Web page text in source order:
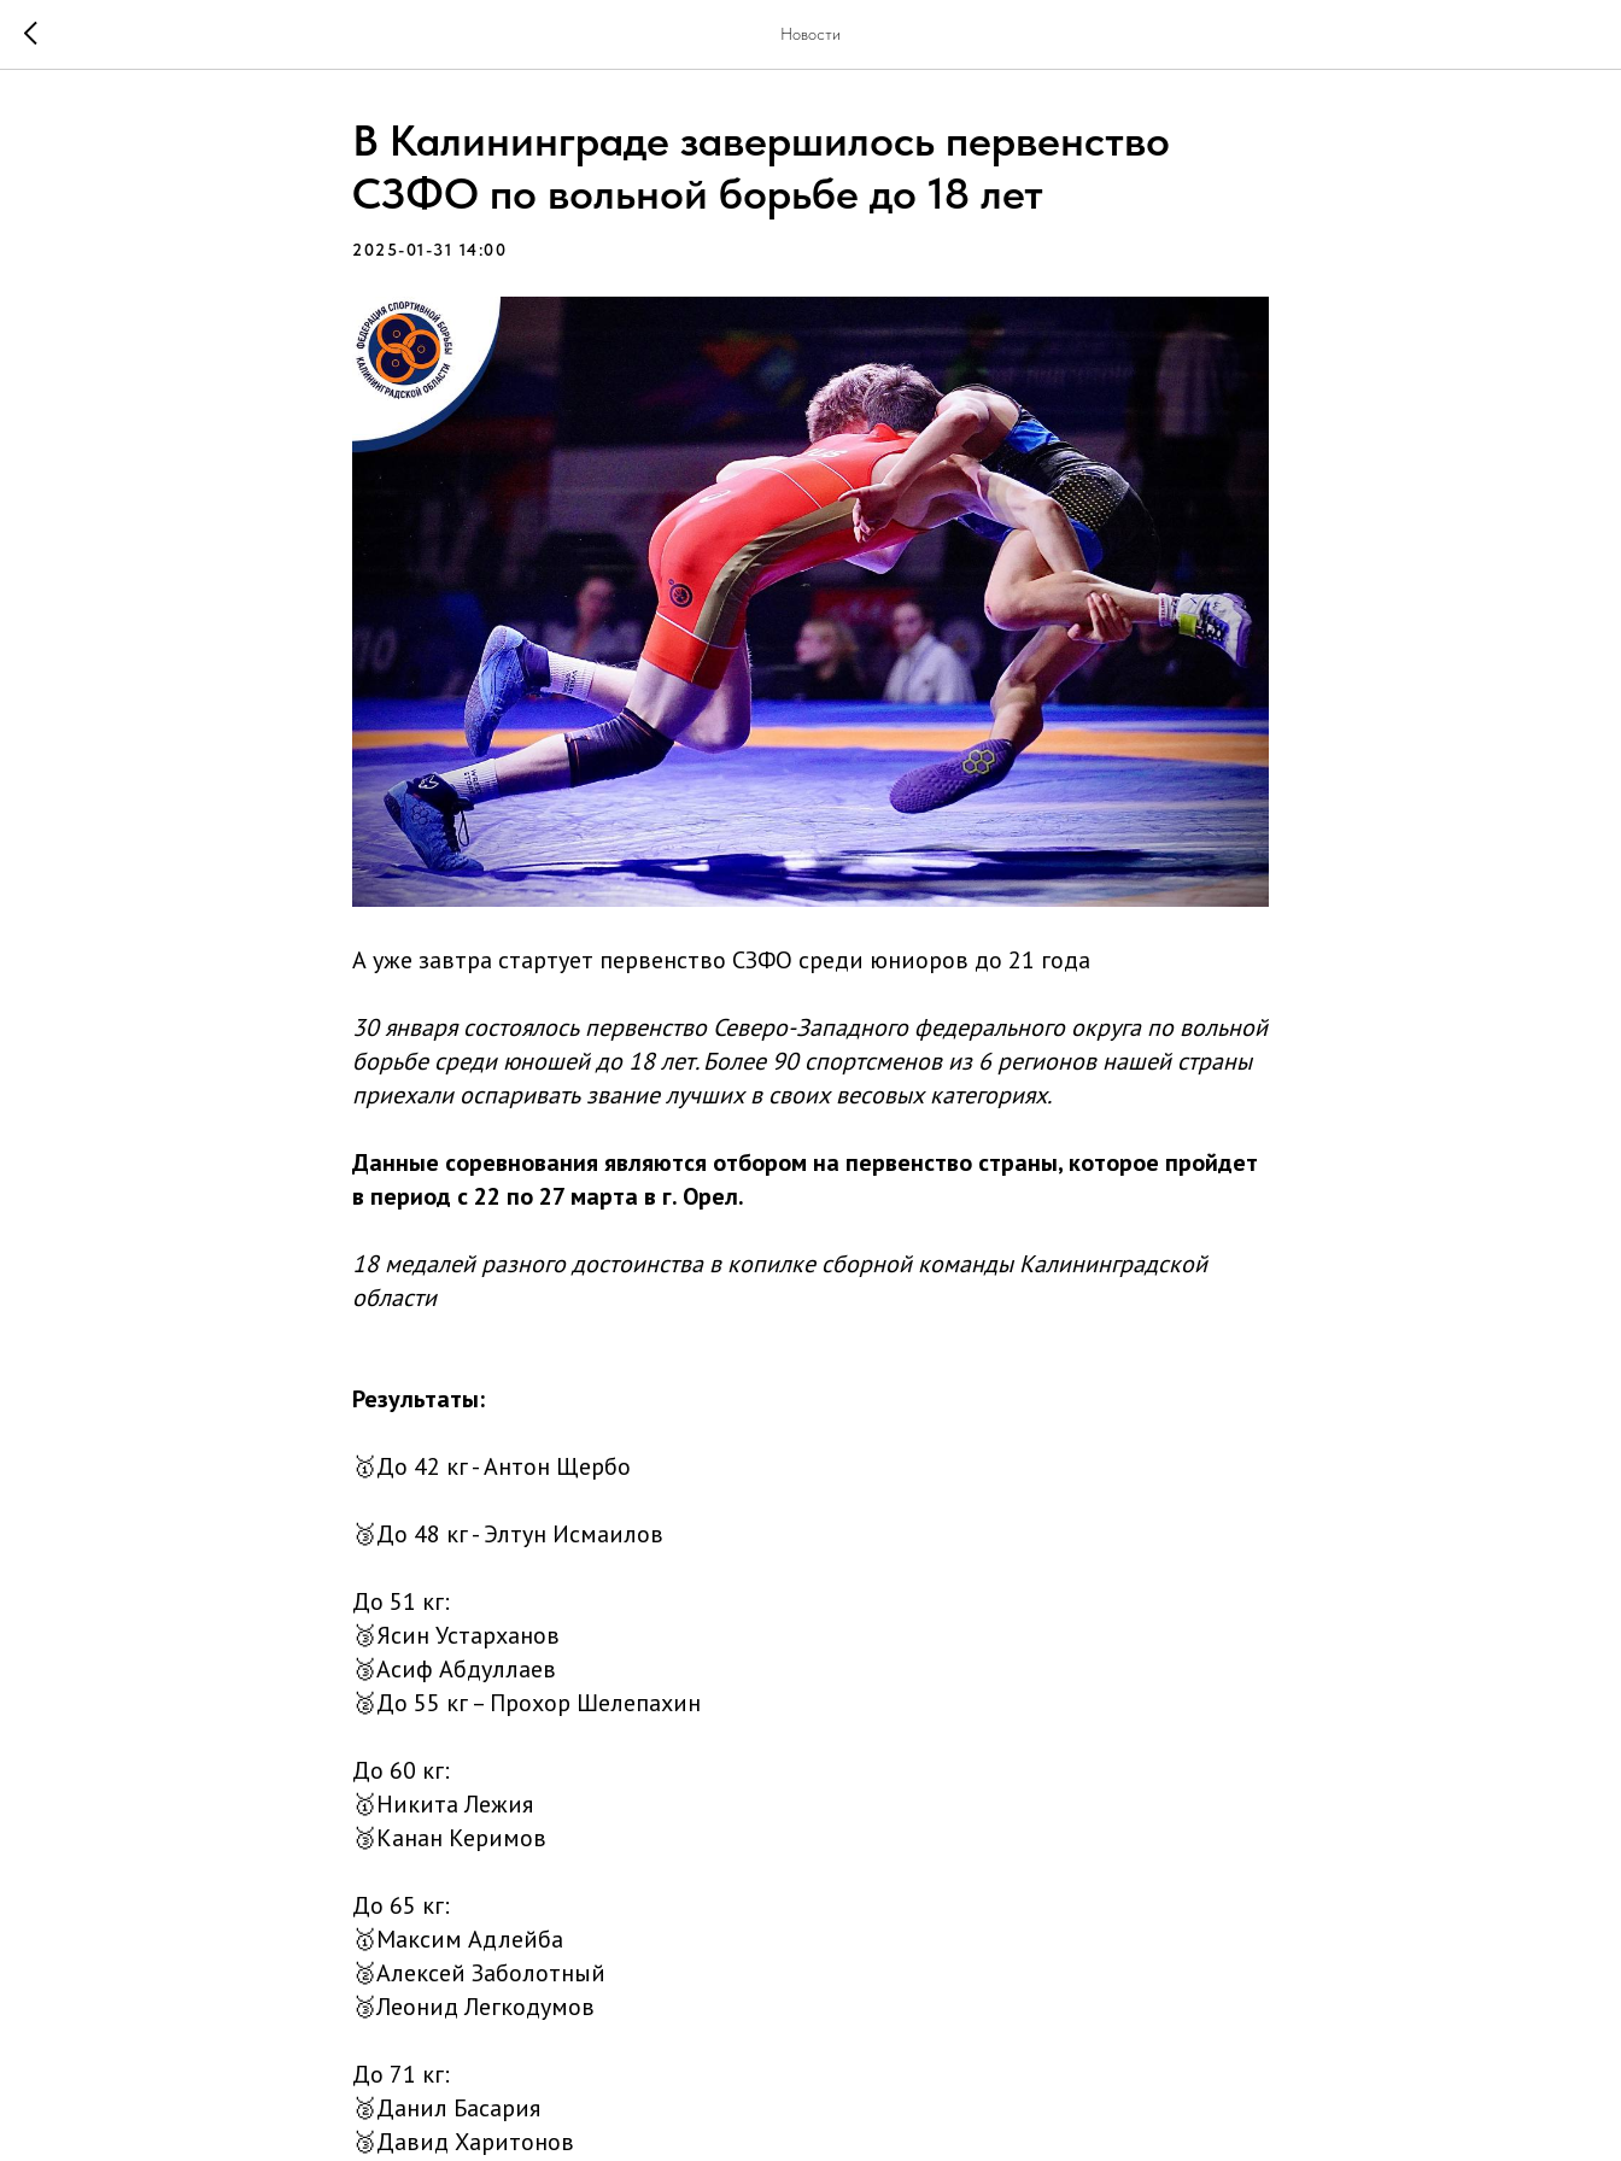
Новости
В Калининграде завершилось первенство
СЗФО по вольной борьбе до 18 лет
2025-01-31 14:00
А уже завтра стартует первенство СЗФО среди юниоров до 21 года
30 января состоялось первенство Северо-Западного федерального округа по вольной
борьбе среди юношей до 18 лет. Более 90 спортсменов из 6 регионов нашей страны
приехали оспаривать звание лучших в своих весовых категориях.
Данные соревнования являются отбором на первенство страны, которое пройдет
в период с 22 по 27 марта в г. Орел.
18 медалей разного достоинства в копилке сборной команды Калининградской
области
Результаты:
🥇До 42 кг - Антон Щербо
🥉До 48 кг - Элтун Исмаилов
До 51 кг:
🥉Ясин Устарханов
🥉Асиф Абдуллаев
🥈До 55 кг – Прохор Шелепахин
До 60 кг:
🥇Никита Лежия
🥉Канан Керимов
До 65 кг:
🥇Максим Адлейба
🥈Алексей Заболотный
🥉Леонид Легкодумов
До 71 кг:
🥈Данил Басария
🥉Давид Харитонов